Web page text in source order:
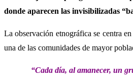
donde aparecen las invisibilizadas
La observación etnográfica se centra
una de las comunidades de mayor
“Cada día, al amanecer, un